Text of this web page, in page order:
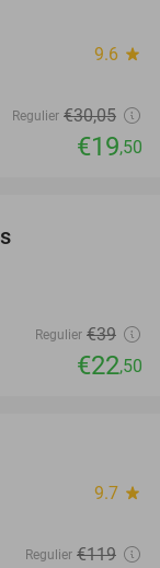
9.6 star
Regulier €30,05
€19,50
Regulier €39
€22,50
9.7 star
Regulier €119